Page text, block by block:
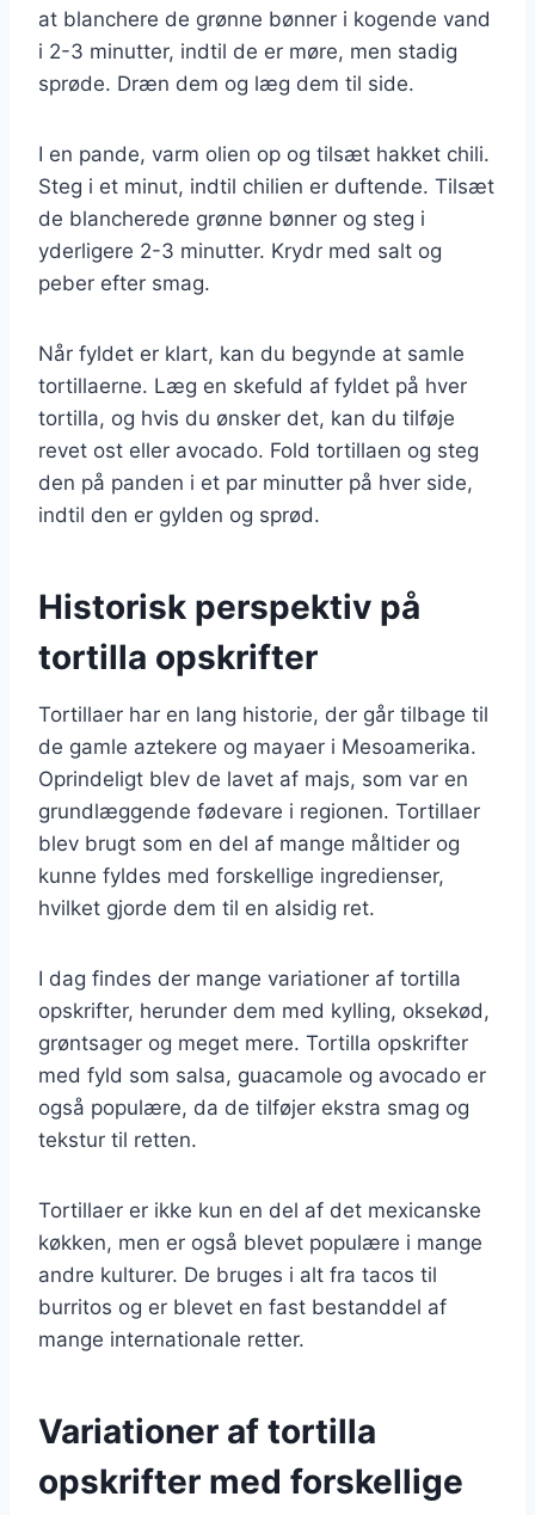
at blanchere de grønne bønner i kogende vand
i 2-3 minutter, indtil de er møre, men stadig
sprøde. Dræn dem og læg dem til side.
I en pande, varm olien op og tilsæt hakket chili.
Steg i et minut, indtil chilien er duftende. Tilsæt
de blancherede grønne bønner og steg i
yderligere 2-3 minutter. Krydr med salt og
peber efter smag.
Når fyldet er klart, kan du begynde at samle
tortillaerne. Læg en skefuld af fyldet på hver
tortilla, og hvis du ønsker det, kan du tilføje
revet ost eller avocado. Fold tortillaen og steg
den på panden i et par minutter på hver side,
indtil den er gylden og sprød.
Historisk perspektiv på
tortilla opskrifter
Tortillaer har en lang historie, der går tilbage til
de gamle aztekere og mayaer i Mesoamerika.
Oprindeligt blev de lavet af majs, som var en
grundlæggende fødevare i regionen. Tortillaer
blev brugt som en del af mange måltider og
kunne fyldes med forskellige ingredienser,
hvilket gjorde dem til en alsidig ret.
I dag findes der mange variationer af tortilla
opskrifter, herunder dem med kylling, oksekød,
grøntsager og meget mere. Tortilla opskrifter
med fyld som salsa, guacamole og avocado er
også populære, da de tilføjer ekstra smag og
tekstur til retten.
Tortillaer er ikke kun en del af det mexicanske
køkken, men er også blevet populære i mange
andre kulturer. De bruges i alt fra tacos til
burritos og er blevet en fast bestanddel af
mange internationale retter.
Variationer af tortilla
opskrifter med forskellige